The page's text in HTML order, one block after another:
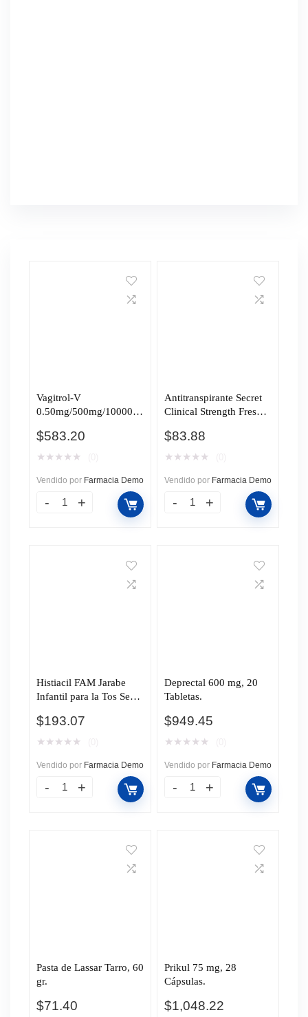
Vagitrol-V
0.50mg/500mg/100000u
$583.20
★ ★ ★ ★ ★
Vendido por Farmacia Demo
Antitranspirante Secret
Clinical Strength Fresh
$83.88
★ ★ ★ ★ ★
Vendido por Farmacia Demo
Histiacil FAM Jarabe
Infantil para la Tos Seca
Fresa, 140 ml.
$193.07
★ ★ ★ ★ ★
Vendido por Farmacia Demo
Deprectal 600 mg, 20
Tabletas.
$949.45
★ ★ ★ ★ ★
Vendido por Farmacia Demo
Pasta de Lassar Tarro, 60
gr.
$71.40
Prikul 75 mg, 28
Cápsulas.
$1,048.22